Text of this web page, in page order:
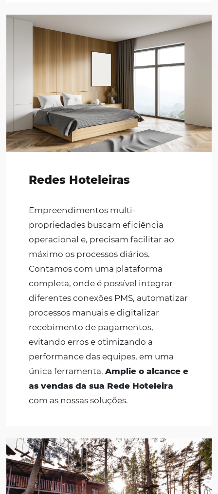
fornecimento de dados e recursos
para estratégias de marketing e
vendas, tudo isso com 100% do foco
maximização das receitas,
mais reservas, maior eficiência e
rentabilidade para o seu hotel.
Redes Hoteleiras
Empreendimentos multi-
propriedades buscam eficiência
máximo os processos diários.
Contamos com uma plataforma
completa, onde é possível integrar